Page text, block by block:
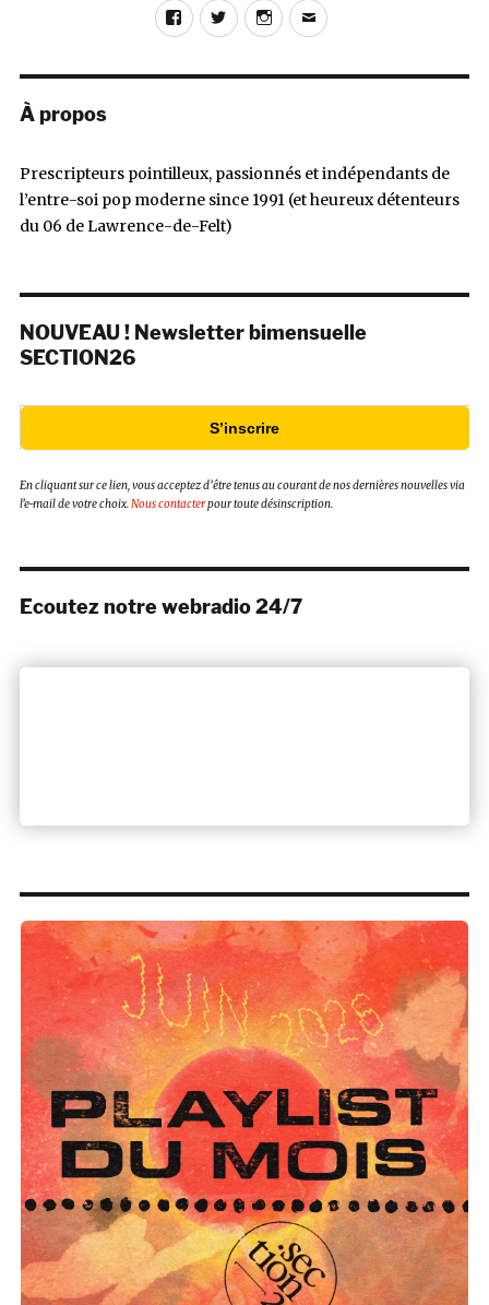
FacebookTwitterInstagram
E-
À propos
Prescripteurs pointilleux, passionnés et indépendants de
l’entre-soi pop moderne since 1991 (et heureux détenteurs
du 06 de Lawrence-de-Felt)
NOUVEAU ! Newsletter bimensuelle
SECTION26
S’inscrire
En cliquant sur ce lien, vous acceptez d’être tenus au courant de nos dernières nouvelles via
l’e-mail de votre choix.Nous contacterpour toute désinscription.
Ecoutez notre webradio 24/7